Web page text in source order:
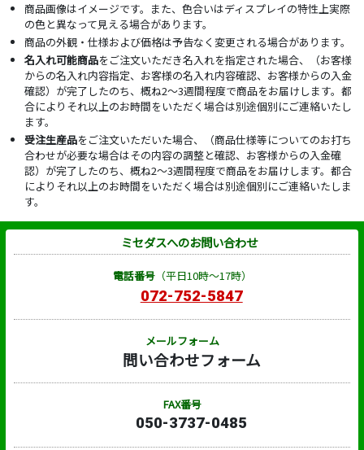
商品画像はイメージです。また、色合いはディスプレイの特性上実際
の色と異なって見える場合があります。
商品の外観・仕様および価格は予告なく変更される場合があります。
名入れ可能商品をご注文いただき名入れを指定された場合、（お客様
からの名入れ内容指定、お客様の名入れ内容確認、お客様からの入金
確認）が完了したのち、概ね2～3週間程度で商品をお届けします。都
合によりそれ以上のお時間をいただく場合は別途個別にご連絡いたし
ます。
受注生産品をご注文いただいた場合、（商品仕様等についてのお打ち
合わせが必要な場合はその内容の調整と確認、お客様からの入金確
認）が完了したのち、概ね2～3週間程度で商品をお届けします。都合
によりそれ以上のお時間をいただく場合は別途個別にご連絡いたしま
す。
ミセダスへのお問い合わせ
電話番号（平日10時～17時）
072-752-5847
メールフォーム
問い合わせフォーム
FAX番号
050-3737-0485